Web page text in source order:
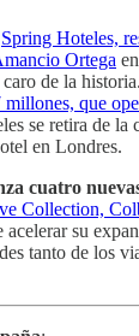
Spring Hoteles,
Ortega
de la
que
se retira de la
en Londres.
cuatro
Collection,
su
tanto de los